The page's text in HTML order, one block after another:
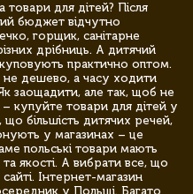
для дітей? Після
бюджет відчутно
горщик, санітарне
дрібниць. А дитячий
практично оптом.
не дешево, а часу ходити
заощадити, але так, щоб не
купуйте товари для дітей у
більшість дитячих речей,
у магазинах – це
польські товари мають
якості. А вибрати все, що
Інтернет-магазин
у Польщі. Багато